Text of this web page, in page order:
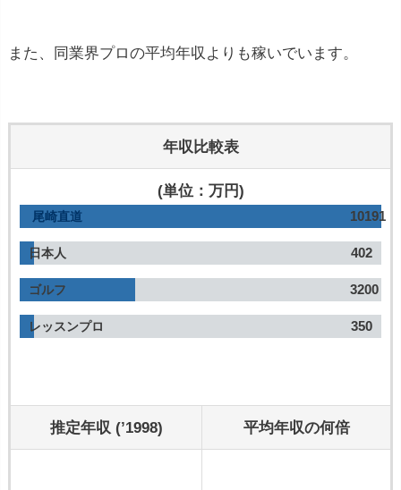
また、同業界プロの平均年収よりも稼いでいます。
年収比較表
(単位：万円)
尾崎直道 10191
日本人 402
ゴルフ 3200
レッスンプロ 350
推定年収 (’1998) 平均年収の何倍